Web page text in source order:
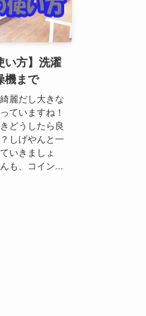
い方】洗濯
機まで
麗だし大きな
ていますね！
どうしたら良
しげやんと一
いきましょ
も、コイン...